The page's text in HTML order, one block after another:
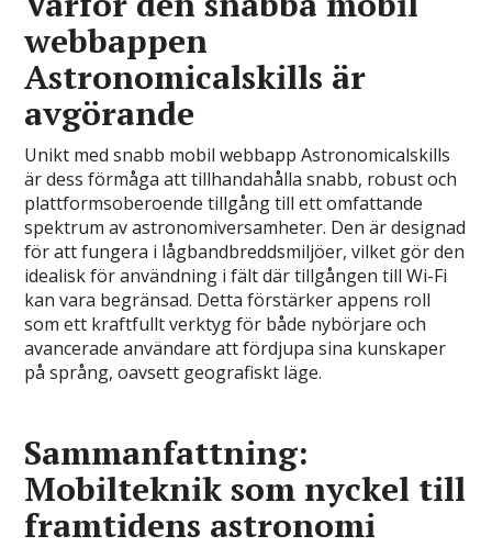
webbappen
Astronomicalskills är
avgörande
Unikt med snabb mobil webbapp Astronomicalskills
är dess förmåga att tillhandahålla snabb, robust och
plattformsoberoende tillgång till ett omfattande
spektrum av astronomiversamheter. Den är designad
för att fungera i lågbandbreddsmiljöer, vilket gör den
idealisk för användning i fält där tillgången till Wi-Fi
kan vara begränsad. Detta förstärker appens roll
som ett kraftfullt verktyg för både nybörjare och
avancerade användare att fördjupa sina kunskaper
på språng, oavsett geografiskt läge.
Sammanfattning:
Mobilteknik som nyckel till
framtidens astronomi